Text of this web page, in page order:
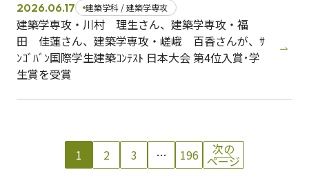
2026.06.17 建築学科 / 建築学専攻
建築学専攻・川村 理生さん、建築学専攻・福
田 佳蓮さん、建築学専攻・嵯峨 百香さんが、ｻ
ﾝｺﾞﾊﾞﾝ国際学生建築ｺﾝﾃｽﾄ 日本大会 第4位入賞･学
生賞を受賞
1 2 3 … 196 次の
ページ